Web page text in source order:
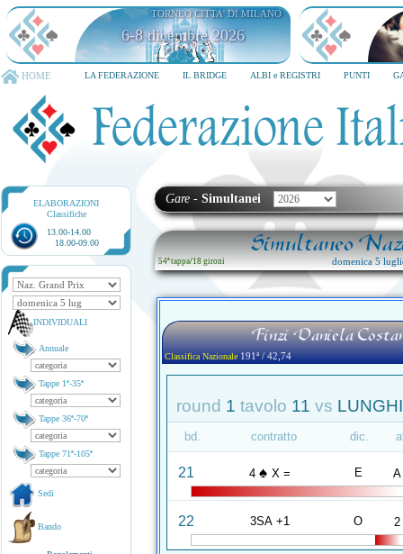
TORNEO CITTA' DI MILANO
6-8 dicembre 2026
HOME LA FEDERAZIONE IL BRIDGE ALBI e REGISTRI PUNTI
ELABORAZIONI
Classifiche
13.00-14.00
18.00-09.00
INDIVIDUALI
Annuale
Tappe 1ª-35ª
Tappe 36ª-70ª
Tappe 71ª-105ª
Sedi
Bando
Gare - Simultanei
Simultaneo
54ª tappa/18 gironi domenica 5
Finzi Daniela
Classifica Nazionale191ª / 42,74
round 1 tavolo 11 vs
bd. contratto dic.
21 4 ♠ X = E A
22 3SA +1 O 2